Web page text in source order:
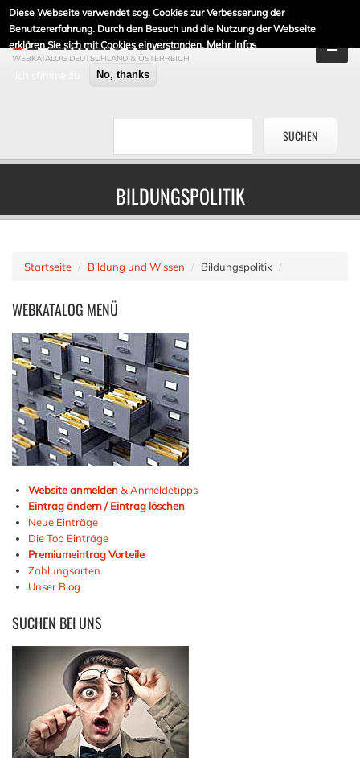
Diese Webseite verwendet sog. Cookies zur Verbesserung der
Benutzererfahrung. Durch den Besuch und die Nutzung der Webseite
erklären Sie sich mit Cookies einverstanden. Mehr Infos
No, thanks
DE-LINKLISTE.DE
WEBKATALOG DEUTSCHLAND & ÖSTERREICH
BILDUNGSPOLITIK
Startseite Bildung und Wissen Bildungspolitik
WEBKATALOG MENÜ
Website anmelden& Anmeldetipps
Eintrag ändern / Eintrag löschen
Neue Einträge
Die Top Einträge
Premiumeintrag Vorteile
Zahlungsarten
Unser Blog
SUCHEN BEI UNS